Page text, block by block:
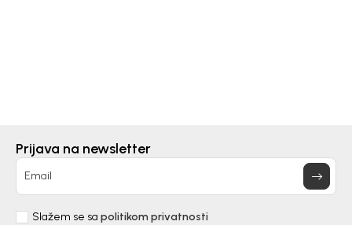
Prijava na newsletter
Email
Slažem se sa politikom privatnosti